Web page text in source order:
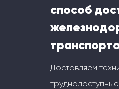
способ
Доставляем